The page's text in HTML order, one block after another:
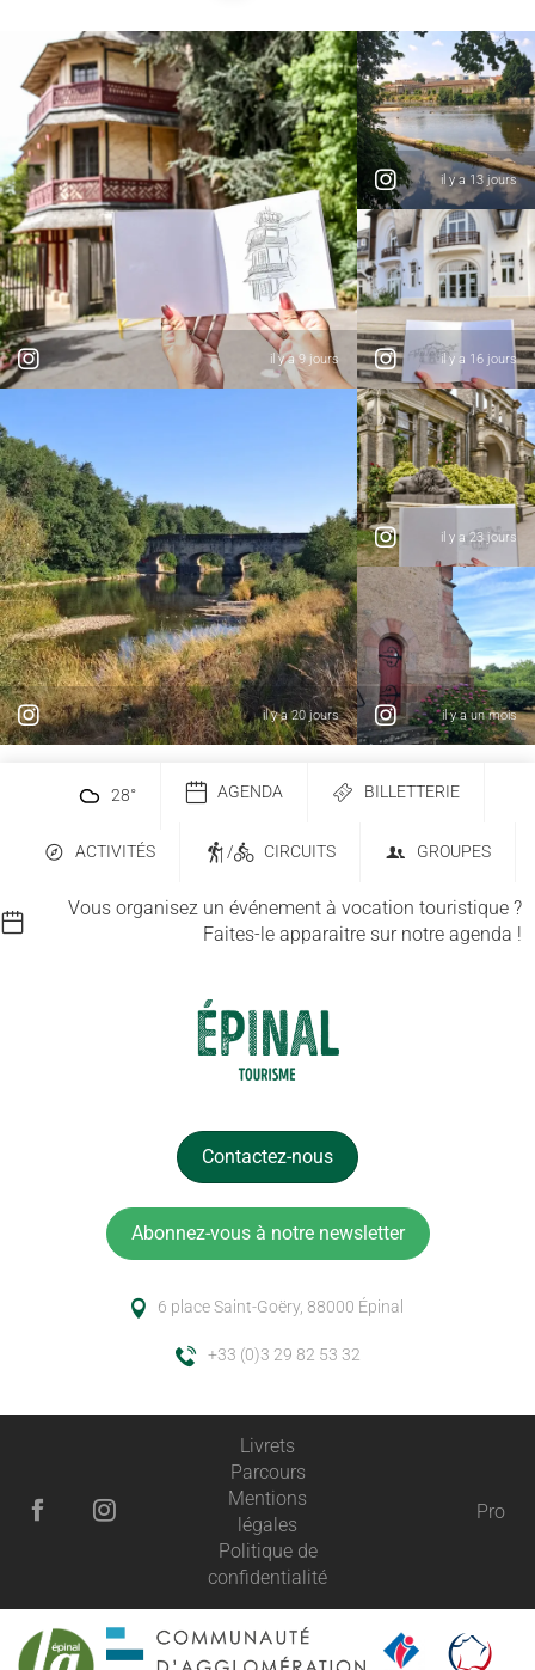
il y a 9 jours
il y a 13 jours
il y a 16 jours
il y a 20 jours
il y a 23 jours
il y a un mois
28° AGENDA BILLETTERIE
ACTIVITÉS / CIRCUITS GROUPES
Vous organisez un événement à vocation touristique ?
Faites-le apparaitre sur notre agenda !
Contactez-nous
Abonnez-vous à notre newsletter
6 place Saint-Goëry, 88000 Épinal
+33 (0)3 29 82 53 32
Livrets
Parcours
Mentions
légales
Politique de
confidentialité
Pro